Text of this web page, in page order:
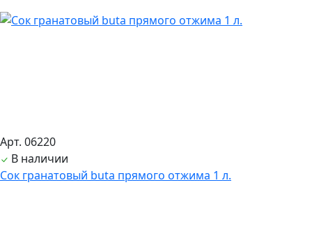
Арт. 06220
В наличии
Сок гранатовый buta прямого отжима 1 л.